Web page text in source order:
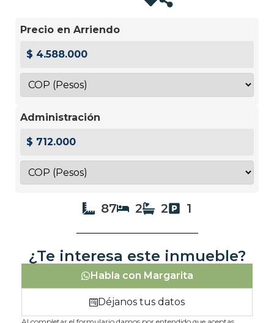
Precio en Arriendo
$ 4.588.000
Administración
$ 712.000
87 2 2 1
¿Te interesa este inmueble?
Habla con Margarita
Déjanos tus datos